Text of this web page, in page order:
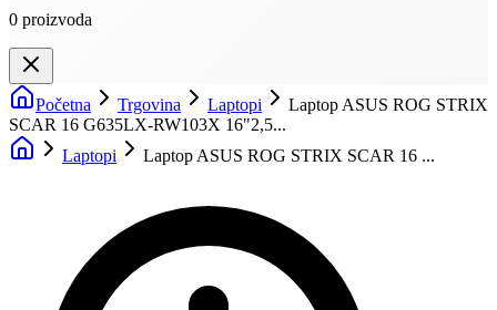
0 proizvoda
Početna Trgovina Laptopi
Laptop ASUS ROG STRIX
SCAR 16 G635LX-RW103X 16"2,5...
Laptopi
Laptop ASUS ROG STRIX SCAR 16 ...